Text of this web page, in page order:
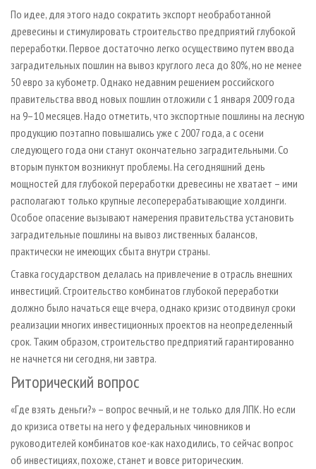
По идее, для этого надо сократить экспорт необработанной
древесины и стимулировать строительство предприятий глубокой
переработки. Первое достаточно легко осуществимо путем ввода
заградительных пошлин на вывоз круглого леса до 80%, но не менее
50 евро за кубометр. Однако недавним решением российского
правительства ввод новых пошлин отложили с 1 января 2009 года
на 9–10 месяцев. Надо отметить, что экспортные пошлины на лесную
продукцию поэтапно повышались уже с 2007 года, а с осени
следующего года они станут окончательно заградительными. Со
вторым пунктом возникнут проблемы. На сегодняшний день
мощностей для глубокой переработки древесины не хватает – ими
располагают только крупные лесоперерабатывающие холдинги.
Особое опасение вызывают намерения правительства установить
заградительные пошлины на вывоз лиственных балансов,
практически не имеющих сбыта внутри страны.
Ставка государством делалась на привлечение в отрасль внешних
инвестиций. Строительство комбинатов глубокой переработки
должно было начаться еще вчера, однако кризис отодвинул сроки
реализации многих инвестиционных проектов на неопределенный
срок. Таким образом, строительство предприятий гарантированно
не начнется ни сегодня, ни завтра.
Риторический вопрос
«Где взять деньги?» – вопрос вечный, и не только для ЛПК. Но если
до кризиса ответы на него у федеральных чиновников и
руководителей комбинатов кое-как находились, то сейчас вопрос
об инвестициях, похоже, станет и вовсе риторическим.